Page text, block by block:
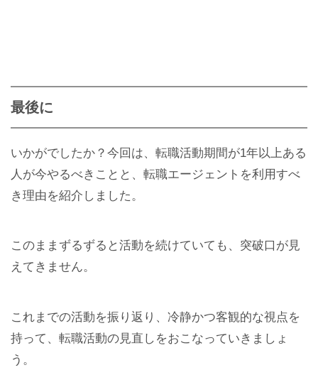
最後に
いかがでしたか？今回は、転職活動期間が1年以上ある
人が今やるべきことと、転職エージェントを利用すべ
き理由を紹介しました。
このままずるずると活動を続けていても、突破口が見
えてきません。
これまでの活動を振り返り、冷静かつ客観的な視点を
持って、転職活動の見直しをおこなっていきましょ
う。